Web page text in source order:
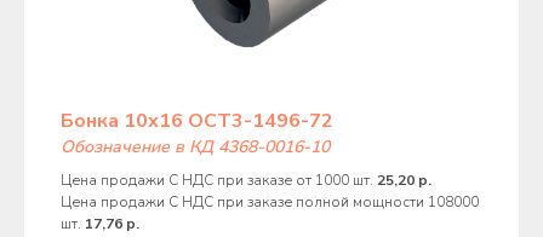
Бонка 10х16 ОСТ3-1496-72
Обозначение в КД 4368-0016-10
Цена продажи С НДС при заказе от 1000 шт. 25,20 р.
Цена продажи С НДС при заказе полной мощности 108000
шт. 17,76 р.